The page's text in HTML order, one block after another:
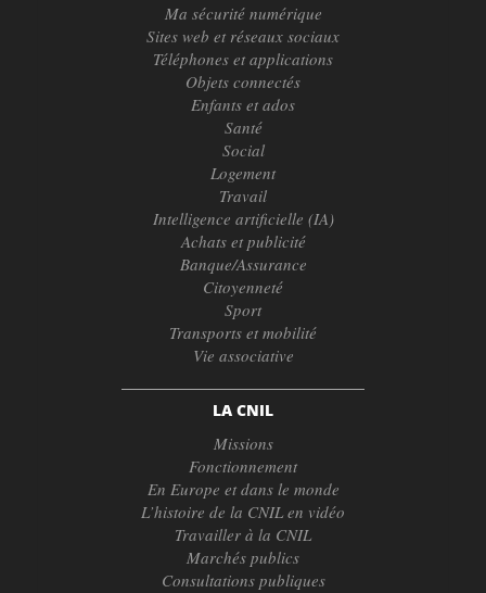
Ma sécurité numérique
Sites web et réseaux sociaux
Téléphones et applications
Objets connectés
Enfants et ados
Santé
Social
Logement
Travail
Intelligence artificielle (IA)
Achats et publicité
Banque/Assurance
Citoyenneté
Sport
Transports et mobilité
Vie associative
LA CNIL
Missions
Fonctionnement
En Europe et dans le monde
L’histoire de la CNIL en vidéo
Travailler à la CNIL
Marchés publics
Consultations publiques